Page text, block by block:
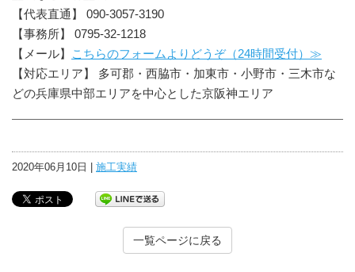
【代表直通】 090-3057-3190
【事務所】 0795-32-1218
【メール】
こちらのフォームよりどうぞ（24時間受付）≫
【対応エリア】 多可郡・西脇市・加東市・小野市・三木市な
どの兵庫県中部エリアを中心とした京阪神エリア
2020年06月10日 | 施工実績
一覧ページに戻る